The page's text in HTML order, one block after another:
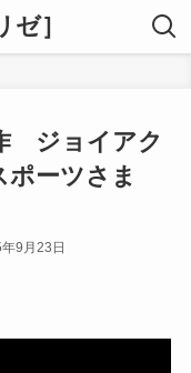
］
ジョイアク
ポーツさま
9月23日